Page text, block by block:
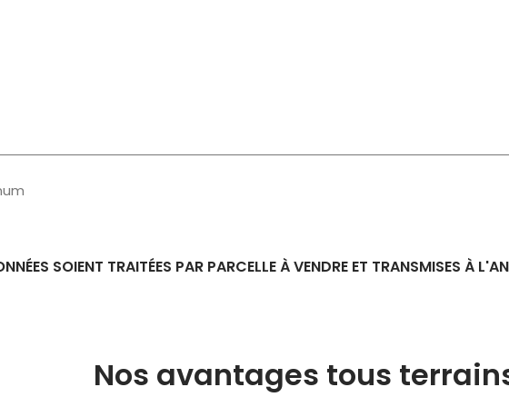
SOIENT TRAITÉES PAR PARCELLE À VENDRE ET TRANSMISES À
Nos avantages tous